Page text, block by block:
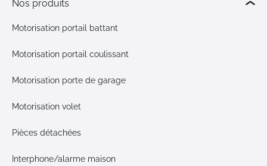
Nos produits
Motorisation portail battant
Motorisation portail coulissant
Motorisation porte de garage
Motorisation volet
Pièces détachées
Interphone/alarme maison